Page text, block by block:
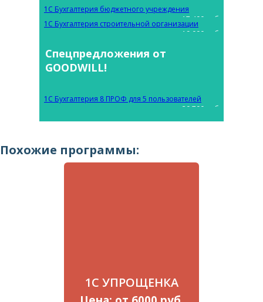
1С Бухгалтерия бюджетного учреждения
17 400 руб
1С Бухгалтерия строительной организации
19 000 руб
Спецпредложения от
GOODWILL!
1С Бухгалтерия 8 ПРОФ для 5 пользователей
30 700 руб
Похожие программы:
1С УПРОЩЕНКА